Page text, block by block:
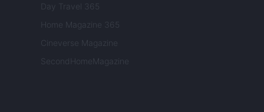
Day Travel 365
Home Magazine 365
Cineverse Magazine
SecondHomeMagazine